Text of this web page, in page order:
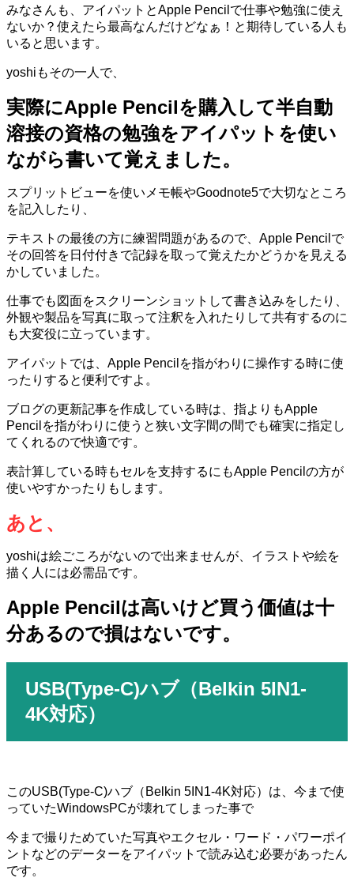
みなさんも、アイパットとApple Pencil で仕事や勉強に使え
ないか？使えたら最高なんだけどなぁ！と期待している人も
いると思います。
yoshi もその一人で、
実際にApple Pencilを購入して半自動
溶接の資格の勉強をアイパットを使い
ながら書いて覚えました。
スプリットビューを使いメモ帳やGoodnote5で大切なところ
を記入したり、
テキストの最後の方に練習問題があるので、Apple Pencilで
その回答を日付付きで記録を取って覚えたかどうかを見える
かしていました。
仕事でも図面をスクリーンショットして書き込みをしたり、
外観や製品を写真に取って注釈を入れたりして共有するのに
も大変役に立っています。
アイパットでは、 Apple Pencilを指がわりに操作する時に使
ったりすると便利ですよ。
ブログの更新記事を作成している時は、指よりもApple
Pencilを指がわりに使うと狭い文字間の間でも確実に指定し
てくれるので快適です。
表計算している時もセルを支持するにもApple Pencilの方が
使いやすかったりもします。
あと、
yoshiは絵ごころがないので出来ませんが、イラストや絵を
描く人には必需品です。
Apple Pencilは高いけど買う価値は十
分あるので損はないです。
USB(Type-C)ハブ（Belkin 5IN1-
4K対応）
このUSB(Type-C)ハブ（ Belkin 5IN1-4K対応）は、今まで使
っていたWindowsPCが壊れてしまった事で
今まで撮りためていた写真やエクセル・ワード・パワーポイ
ントなどのデーターをアイパットで読み込む必要があったん
です。